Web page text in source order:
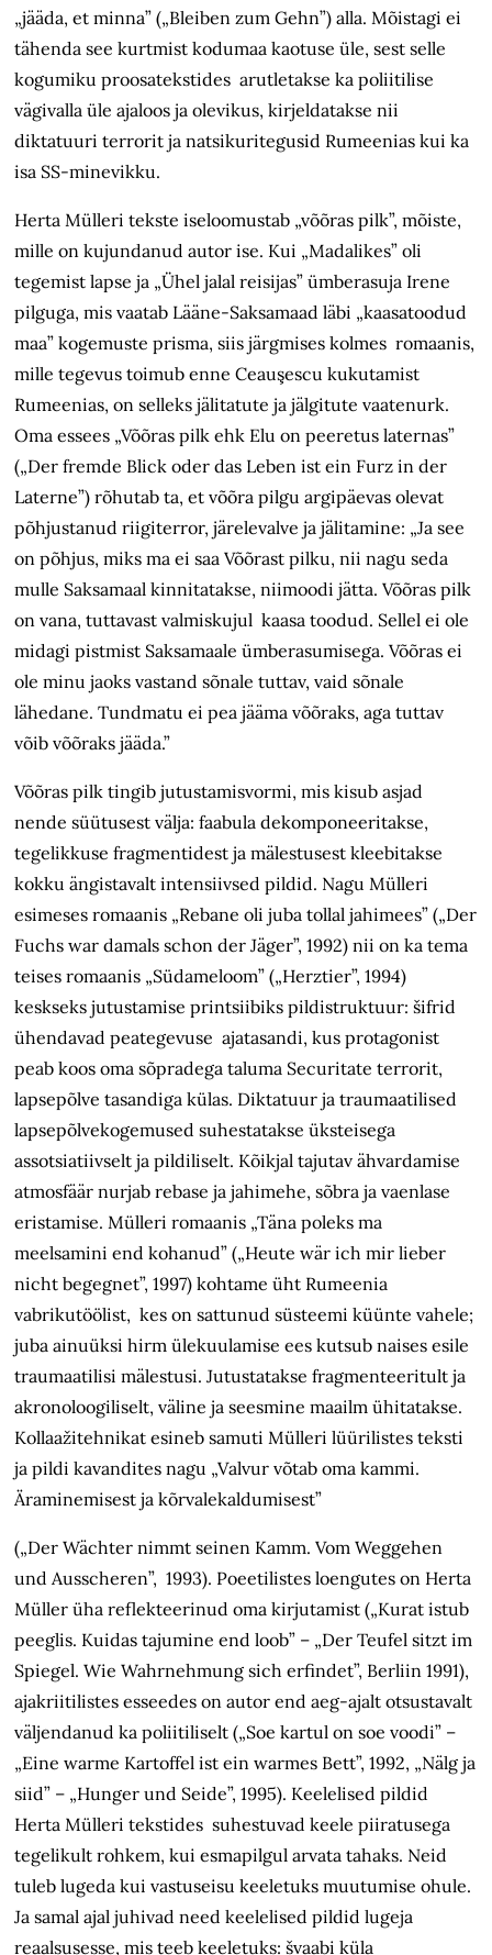
„jääda, et minna” („Bleiben zum Gehn”) alla. Mõistagi ei
tähenda see kurtmist kodumaa kaotuse üle, sest selle
kogumiku proosatekstides arutletakse ka poliitilise
vägivalla üle ajaloos ja olevikus, kirjeldatakse nii
diktatuuri terrorit ja natsikuritegusid Rumeenias kui ka
isa SS-minevikku.
Herta Mülleri tekste iseloomustab „võõras pilk”, mõiste,
mille on kujundanud autor ise. Kui „Madalikes” oli
tegemist lapse ja „Ühel jalal reisijas” ümberasuja Irene
pilguga, mis vaatab Lääne-Saksamaad läbi „kaasatoodud
maa” kogemuste prisma, siis järgmises kolmes romaanis,
mille tegevus toimub enne Ceauşescu kukutamist
Rumeenias, on selleks jälitatute ja jälgitute vaatenurk.
Oma essees „Võõras pilk ehk Elu on peeretus laternas”
(„Der fremde Blick oder das Leben ist ein Furz in der
Laterne”) rõhutab ta, et võõra pilgu argipäevas olevat
põhjustanud riigiterror, järelevalve ja jälitamine: „Ja see
on põhjus, miks ma ei saa Võõrast pilku, nii nagu seda
mulle Saksamaal kinnitatakse, niimoodi jätta. Võõras pilk
on vana, tuttavast valmiskujul kaasa toodud. Sellel ei ole
midagi pistmist Saksamaale ümberasumisega. Võõras ei
ole minu jaoks vastand sõnale tuttav, vaid sõnale
lähedane. Tundmatu ei pea jääma võõraks, aga tuttav
võib võõraks jääda.”
Võõras pilk tingib jutustamisvormi, mis kisub asjad
nende süütusest välja: faabula dekomponeeritakse,
tegelikkuse fragmentidest ja mälestusest kleebitakse
kokku ängistavalt intensiivsed pildid. Nagu Mülleri
esimeses romaanis „Rebane oli juba tollal jahimees” („Der
Fuchs war damals schon der Jäger”, 1992) nii on ka tema
teises romaanis „Südameloom” („Herztier”, 1994)
keskseks jutustamise printsiibiks pildistruktuur: šifrid
ühendavad peategevuse ajatasandi, kus protagonist
peab koos oma sõpradega taluma Securitate terrorit,
lapsepõlve tasandiga külas. Diktatuur ja traumaatilised
lapsepõlvekogemused suhestatakse üksteisega
assotsiatiivselt ja pildiliselt. Kõikjal tajutav ähvardamise
atmosfäär nurjab rebase ja jahimehe, sõbra ja vaenlase
eristamise. Mülleri romaanis „Täna poleks ma
meelsamini end kohanud” („Heute wär ich mir lieber
nicht begegnet”, 1997) kohtame üht Rumeenia
vabrikutöölist, kes on sattunud süsteemi küünte vahele;
juba ainuüksi hirm ülekuulamise ees kutsub naises esile
traumaatilisi mälestusi. Jutustatakse fragmenteeritult ja
akronoloogiliselt, väline ja seesmine maailm ühitatakse.
Kollaažitehnikat esineb samuti Mülleri lüürilistes teksti
ja pildi kavandites nagu „Valvur võtab oma kammi.
Äraminemisest ja kõrvalekaldumisest”
(„Der Wächter nimmt seinen Kamm. Vom Weggehen
und Ausscheren”, 1993). Poeetilistes loengutes on Herta
Müller üha reflekteerinud oma kirjutamist („Kurat istub
peeglis. Kuidas tajumine end loob” – „Der Teufel sitzt im
Spiegel. Wie Wahrnehmung sich erfindet”, Berliin 1991),
ajakriitilistes esseedes on autor end aeg-ajalt otsustavalt
väljendanud ka poliitiliselt („Soe kartul on soe voodi” –
„Eine warme Kartoffel ist ein warmes Bett”, 1992, „Nälg ja
siid” – „Hunger und Seide”, 1995). Keelelised pildid
Herta Mülleri tekstides suhestuvad keele piiratusega
tegelikult rohkem, kui esmapilgul arvata tahaks. Neid
tuleb lugeda kui vastuseisu keeletuks muutumise ohule.
Ja samal ajal juhivad need keelelised pildid lugeja
reaalsusesse, mis teeb keeletuks: švaabi küla